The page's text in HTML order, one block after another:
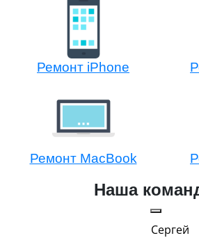
Ремонт iPhone
Ремонт MacBook
Наша
Сергей